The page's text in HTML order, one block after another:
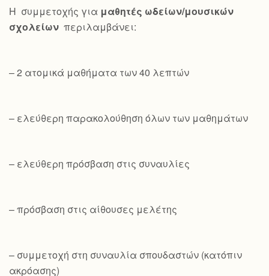
Η συμμετοχής για μαθητές ωδείων/μουσικών
σχολείων περιλαμβάνει:
– 2 ατομικά μαθήματα των 40 λεπτών
– ελεύθερη παρακολούθηση όλων των μαθημάτων
– ελεύθερη πρόσβαση στις συναυλίες
– πρόσβαση στις αίθουσες μελέτης
– συμμετοχή στη συναυλία σπουδαστών (κατόπιν
ακρόασης)